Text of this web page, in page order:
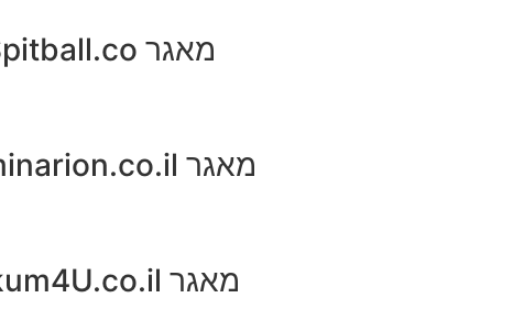
מאגר Spitball.co
מאגר Seminarion.co.il
מאגר Sikum4U.co.il